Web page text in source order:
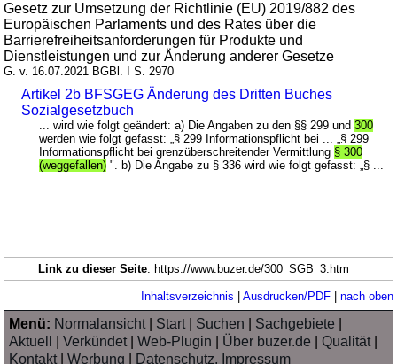
Gesetz zur Umsetzung der Richtlinie (EU) 2019/882 des
Europäischen Parlaments und des Rates über die
Barrierefreiheitsanforderungen für Produkte und
Dienstleistungen und zur Änderung anderer Gesetze
G. v. 16.07.2021 BGBl. I S. 2970
Artikel 2b BFSGEG Änderung des Dritten Buches
Sozialgesetzbuch
... wird wie folgt geändert: a) Die Angaben zu den §§ 299 und300
werden wie folgt gefasst: „§ 299 Informationspflicht bei ... „§ 299
Informationspflicht bei grenzüberschreitender Vermittlung § 300
(weggefallen) ". b) Die Angabe zu § 336 wird wie folgt gefasst: „§ ...
Link zu dieser Seite: https://www.buzer.de/300_SGB_3.htm
Inhaltsverzeichnis Ausdrucken/PDF| nach oben
Menü: Normalansicht| Start| Suchen Sachgebiete
Aktuell
|Verkündet|Web-Plugin Über buzer.de |Qualität|
Kontakt|Werbung Datenschutz, Impressum